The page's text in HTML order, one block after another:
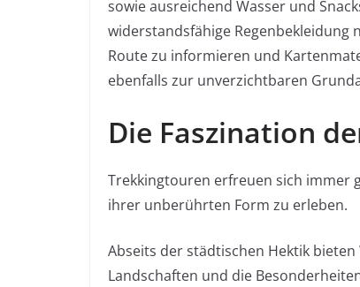
sowie ausreichend Wasser und
widerstandsfähige Regenbekleidung
Route zu informieren und
ebenfalls zur unverzichtbaren
Die Faszination
Trekkingtouren erfreuen sich immer
ihrer unberührten Form zu erleben.
Abseits der städtischen Hektik
Landschaften und die